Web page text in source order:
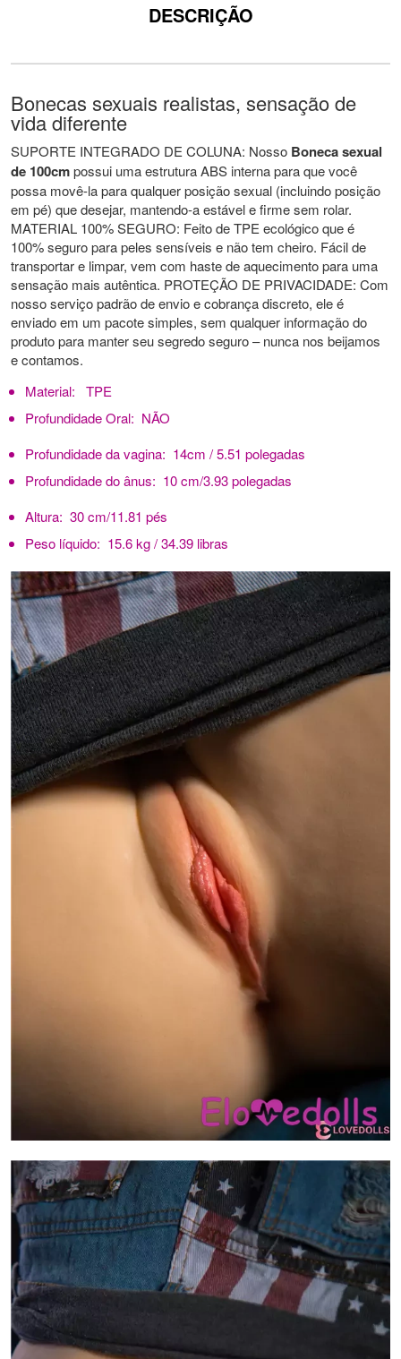
DESCRIÇÃO
Bonecas sexuais realistas, sensação de
vida diferente
SUPORTE INTEGRADO DE COLUNA: Nosso Boneca sexual
de 100cmpossui uma estrutura ABS interna para que você
possa movê-la para qualquer posição sexual (incluindo posição
em pé) que desejar, mantendo-a estável e firme sem rolar.
MATERIAL 100% SEGURO: Feito de TPE ecológico que é
100% seguro para peles sensíveis e não tem cheiro. Fácil de
transportar e limpar, vem com haste de aquecimento para uma
sensação mais autêntica. PROTEÇÃO DE PRIVACIDADE: Com
nosso serviço padrão de envio e cobrança discreto, ele é
enviado em um pacote simples, sem qualquer informação do
produto para manter seu segredo seguro – nunca nos beijamos
e contamos.
Material:
TPE
Profundidade Oral: NÃO
Profundidade da vagina: 14cm / 5.51 polegadas
Profundidade do ânus: 10 cm/3.93 polegadas
Altura: 30 cm/11.81 pés
Peso líquido: 15.6 kg / 34.39 libras